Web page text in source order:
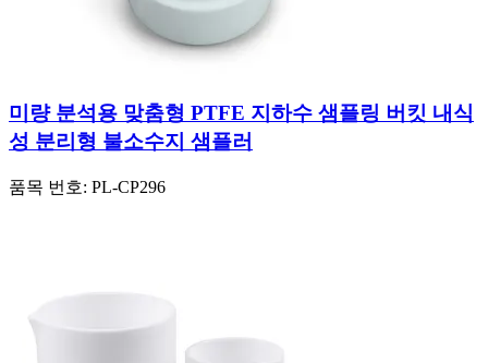
미량 분석용 맞춤형 PTFE 지하수 샘플링 버킷 내식
성 분리형 불소수지 샘플러
품목 번호: PL-CP296